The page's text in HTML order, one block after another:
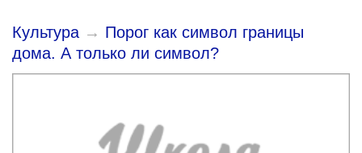
Культура → Порог как символ границы
дома. А только ли символ?